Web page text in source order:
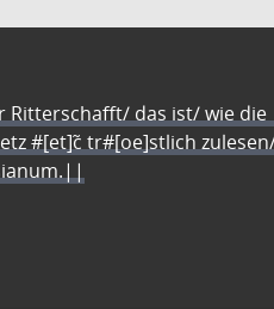
das ist/ wie
#[et]c̃ tr#[oe]stlich